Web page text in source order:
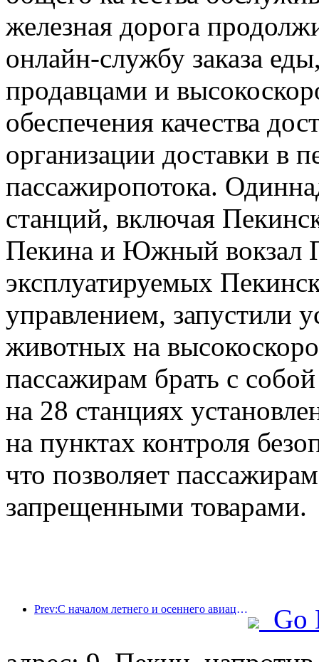
железная дорога
онлайн-службу заказа
продавцами и
обеспечения качества
организации доставки в
пассажиропотока.
станций, включая
Пекина и Южный вокзал
эксплуатируемых
управлением, запустили
животных на
пассажирам брать с
на 28 станциях
на пунктах контроля
что позволяет
запрещенными товарами.
Prev:С началом летнего и осеннего авиационного сезона в трех аэропортах острова Хайнань появилось 41 новое направление.
Go